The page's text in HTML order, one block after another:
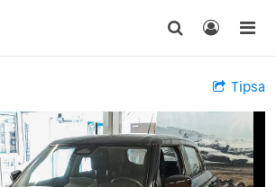
Tipsa